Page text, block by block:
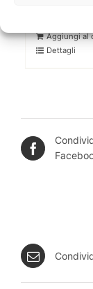
Aggiungi al
Dettagli